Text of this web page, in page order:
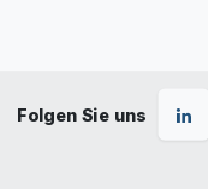
Folgen Sie uns